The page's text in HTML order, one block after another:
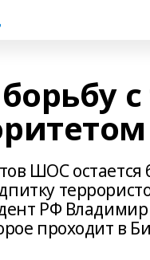
ШОС остается
РФ
проходит в